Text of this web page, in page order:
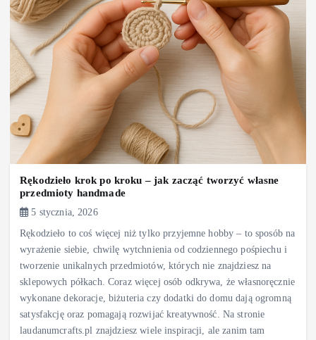
Rękodzieło krok po kroku – jak zacząć tworzyć własne
przedmioty handmade
5 stycznia, 2026
Rękodzieło to coś więcej niż tylko przyjemne hobby – to sposób na
wyrażenie siebie, chwilę wytchnienia od codziennego pośpiechu i
tworzenie unikalnych przedmiotów, których nie znajdziesz na
sklepowych półkach. Coraz więcej osób odkrywa, że własnoręcznie
wykonane dekoracje, biżuteria czy dodatki do domu dają ogromną
satysfakcję oraz pomagają rozwijać kreatywność. Na stronie
laudanumcrafts.pl znajdziesz wiele inspiracji, ale zanim tam